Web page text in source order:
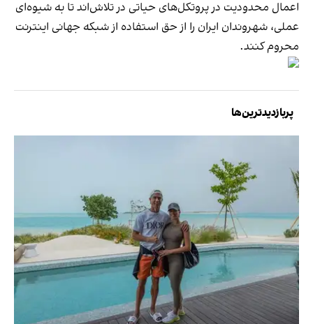
اعمال محدودیت در پروتکل‌های حیاتی در تلاش‌اند تا به شیوه‌ای
عملی، شهروندان ایران را از حق استفاده از شبکه جهانی اینترنت
محروم کنند.
پربازدیدترین‌ها